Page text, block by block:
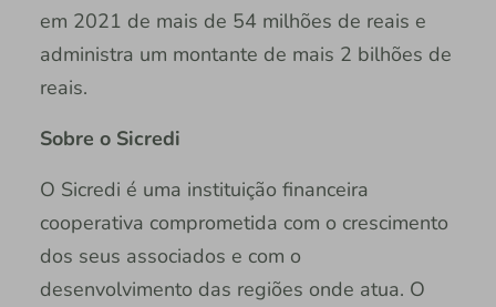
em 2021 de mais de 54 milhões de reais e
administra um montante de mais 2 bilhões de
reais.
Sobre o Sicredi
O Sicredi é uma instituição financeira
cooperativa comprometida com o crescimento
dos seus associados e com o
desenvolvimento das regiões onde atua. O